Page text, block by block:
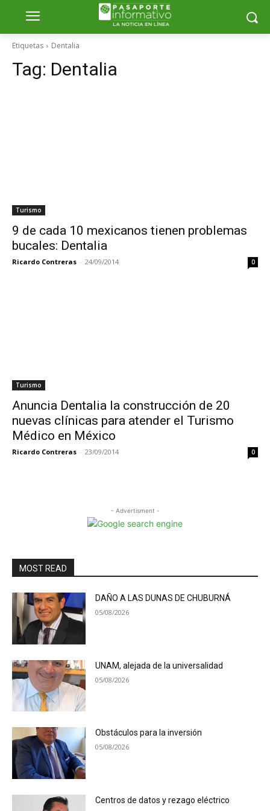
Etiquetas Dentalia
Tag: Dentalia
Turismo
9 de cada 10 mexicanos tienen problemas
bucales: Dentalia
Ricardo Contreras - 24/09/2014 0
Turismo
Anuncia Dentalia la construcción de 20
nuevas clínicas para atender el Turismo
Médico en México
Ricardo Contreras - 23/09/2014 0
- Advertisment -
MOST READ
DAÑO A LAS DUNAS DE CHUBURNÁ
05/08/2026
UNAM, alejada de la universalidad
05/08/2026
Obstáculos para la inversión
05/08/2026
Centros de datos y rezago eléctrico